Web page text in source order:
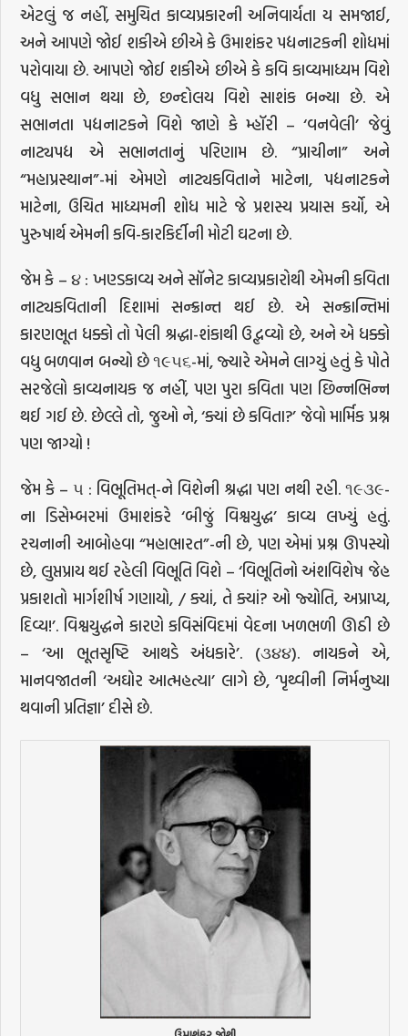
એટલું જ નહીં, સમુચિત કાવ્યપ્રકારની અનિવાર્યતા ય સમજાઈ,
અને આપણે જોઈ શકીએ છીએ કે ઉમાશંકર પદ્યનાટકની શોધમાં
પરોવાયા છે. આપણે જોઈ શકીએ છીએ કે કવિ કાવ્યમાધ્યમ વિશે
વધુ સભાન થયા છે, છન્દોલય વિશે સાશંક બન્યા છે. એ
સભાનતા પદ્યનાટકને વિશે જાણે કે મ્હૉરી – ‘વનવેલી’ જેવું
નાટ્યપદ્ય એ સભાનતાનું પરિણામ છે. “પ્રાચીના” અને
“મહાપ્રસ્થાન”-માં એમણે નાટ્યકવિતાને માટેના, પદ્યનાટકને
માટેના, ઉચિત માધ્યમની શોધ માટે જે પ્રશસ્ય પ્રયાસ કર્યો, એ
પુરુષાર્થ એમની કવિ-કારકિર્દીની મોટી ઘટના છે.
જેમ કે – ૪ : ખણ્ડકાવ્ય અને સૉનેટ કાવ્યપ્રકારોથી એમની કવિતા
નાટ્યકવિતાની દિશામાં સન્ક્રાન્ત થઈ છે. એ સન્ક્રાન્તિમાં
કારણભૂત ધક્કો તો પેલી શ્રદ્ધા-શંકાથી ઉદ્ભવ્યો છે, અને એ ધક્કો
વધુ બળવાન બન્યો છે ૧૯૫૬-માં, જ્યારે એમને લાગ્યું હતું કે પોતે
સરજેલો કાવ્યનાયક જ નહીં, પણ પુરા કવિતા પણ છિન્નભિન્ન
થઈ ગઈ છે. છેલ્લે તો, જુઓ ને, ‘ક્યાં છે કવિતા?’ જેવો માર્મિક પ્રશ્ન
પણ જાગ્યો !
જેમ કે – ૫ : વિભૂતિમત્-ને વિશેની શ્રદ્ધા પણ નથી રહી. ૧૯૩૯-
ના ડિસેમ્બરમાં ઉમાશંકરે ‘બીજું વિશ્વયુદ્ધ’ કાવ્ય લખ્યું હતું.
રચનાની આબોહવા “મહાભારત”-ની છે, પણ એમાં પ્રશ્ન ઊપસ્યો
છે, લુપ્તપ્રાય થઈ રહેલી વિભૂતિ વિશે – ‘વિભૂતિનો અંશવિશેષ જેહ
પ્રકાશતો માર્ગશીર્ષ ગણાયો, / ક્યાં, તે ક્યાં? ઓ જ્યોતિ, અપ્રાપ્ય,
દિવ્ય!’. વિશ્વયુદ્ધને કારણે કવિસંવિદમાં વેદના ખળભળી ઊઠી છે
– ‘આ ભૂતસૃષ્ટિ આથડે અંધકારે’. (૩૪૪). નાયકને એ,
માનવજાતની ‘અઘોર આત્મહત્યા’ લાગે છે, ‘પૃથ્વીની નિર્મનુષ્યા
થવાની પ્રતિજ્ઞા’ દીસે છે.